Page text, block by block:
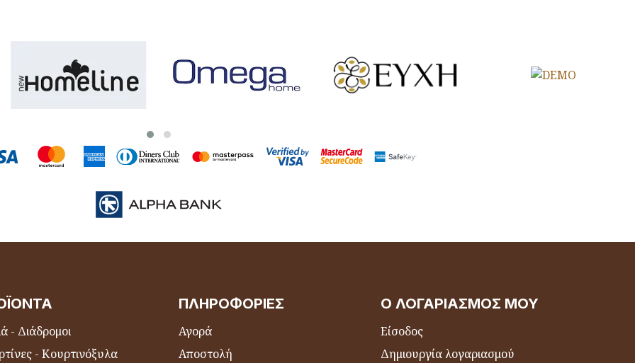
- Διάδρομοι
- Κουρτινόξυλα
ΠΛΗΡΟΦΟΡΊΕΣ
Αγορά
Αποστολή
Ο ΛΟΓΑΡΙΑΣΜΌΣ ΜΟΥ
Είσοδος
Δημιουργία λογαριασμού